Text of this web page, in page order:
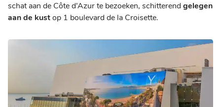
schat aan de Côte d’Azur te bezoeken, schitterendgelegen
aan de kustop 1 boulevard de la Croisette.